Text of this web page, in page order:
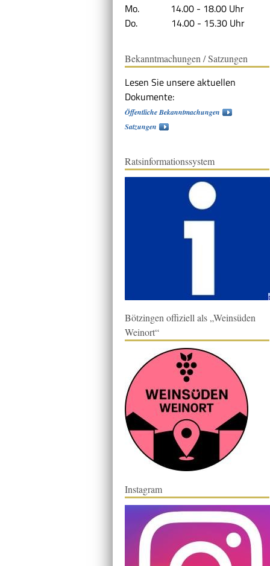
Mo. 14.00 - 18.00 Uhr
Do. 14.00 - 15.30 Uhr
Bekanntmachungen / Satzungen
Lesen Sie unsere aktuellen
Dokumente:
Öffentliche Bekanntmachungen
Satzungen
Ratsinformationssystem
Bötzingen offiziell als „Weinsüden
Weinort“
Instagram